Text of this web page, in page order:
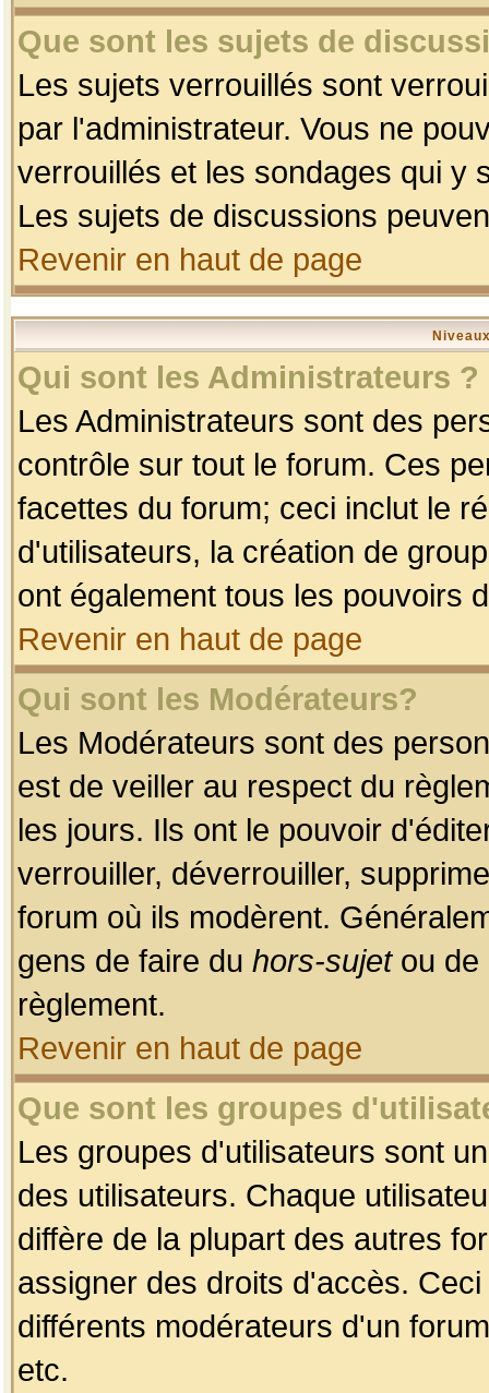
Que sont les sujets de
Les sujets verrouillés sont
par l'administrateur. Vous ne
verrouillés et les sondages qui y
Les sujets de discussions
Revenir en haut de page
Qui sont les Administrateurs ?
Les Administrateurs sont des
contrôle sur tout le forum. Ces
facettes du forum; ceci inclut le
d'utilisateurs, la création de
ont également tous les pouvoirs
Revenir en haut de page
Qui sont les Modérateurs?
Les Modérateurs sont des
est de veiller au respect du
les jours. Ils ont le pouvoir
verrouiller, déverrouiller,
forum où ils modèrent.
gens de faire du hors-sujetou de
règlement.
Revenir en haut de page
Que sont les groupes
Les groupes d'utilisateurs sont
des utilisateurs. Chaque
diffère de la plupart des autres
assigner des droits d'accès.
différents modérateurs d'un
etc.